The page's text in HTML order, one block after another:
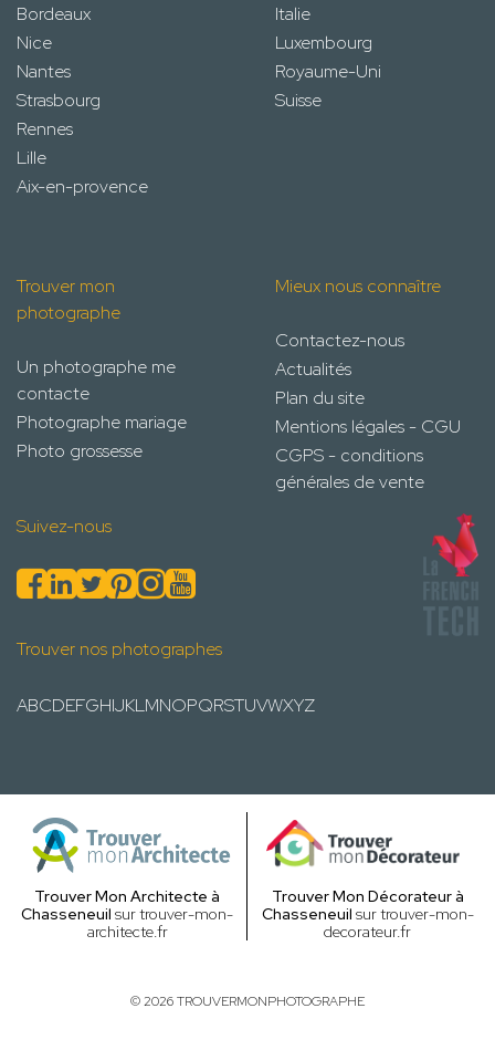
Bordeaux
Nice
Nantes
Strasbourg
Rennes
Lille
Aix-en-provence
Italie
Luxembourg
Royaume-Uni
Suisse
Trouver mon
photographe
Un photographe me
contacte
Photographe mariage
Photo grossesse
Mieux nous connaître
Contactez-nous
Actualités
Plan du site
Mentions légales - CGU
CGPS - conditions
générales de vente
Suivez-nous
Trouver nos photographes
ABCDEFGHIJKLMNOPQRSTUVWXYZ
Trouver Mon Architecte à
Chasseneuil sur trouver-mon-
architecte.fr
Trouver Mon Décorateur à
Chasseneuil sur trouver-mon-
decorateur.fr
© 2026 TROUVERMONPHOTOGRAPHE